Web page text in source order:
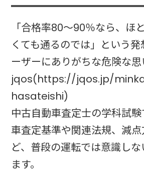
「合格率80～90％なら、ほ
くても通るのでは」という
ーザーにありがちな危険な思
jqos(https://jqos.jp/
hasateishi)
中古自動車査定士の学科試
車査定基準や関連法規、減
ど、普段の運転では意識し
ます。